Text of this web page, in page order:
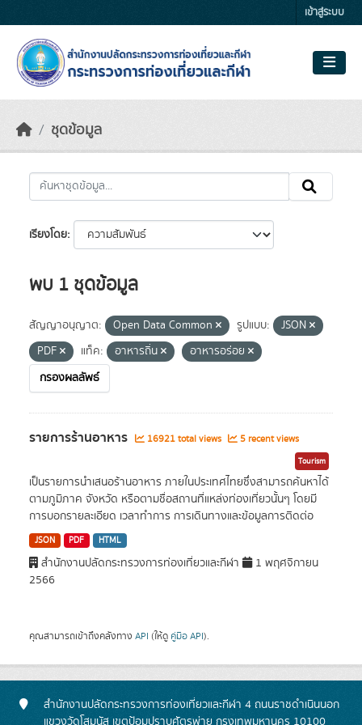
เข้าสู่ระบบ
ชุดข้อมูล
เรียงโดย
พบ 1 ชุดข้อมูล
สัญญาอนุญาต: Open Data Common รูปแบบ:
JSON
PDF
แท็ค: อาหารถิ่น
อาหารอร่อย
กรองผลลัพธ์
รายการร้านอาหาร 16921 total views 5 recent views
Tourism
เป็นรายการนำเสนอร้านอาหาร ภายในประเทศไทยซึ่งสามารถค้นหาได้
ตามภูมิภาค จังหวัด หรือตามชื่อสถานที่แหล่งท่องเที่ยวนั้นๆ โดยมี
การบอกรายละเอียด เวลาทำการ การเดินทางและข้อมูลการติดต่อ
JSON PDF HTML
สำนักงานปลัดกระทรวงการท่องเที่ยวและกีฬา
1 พฤศจิกายน
2566
คุณสามารถเข้าถึงคลังทาง API (ให้ดู คู่มือ API).
สำนักงานปลัดกระทรวงการท่องเที่ยวและกีฬา 4 ถนนราชดำเนินนอก
แขวงวัดโสมนัส เขตป้อมปราบศัตรูพ่าย กรุงเทพมหานคร 10100